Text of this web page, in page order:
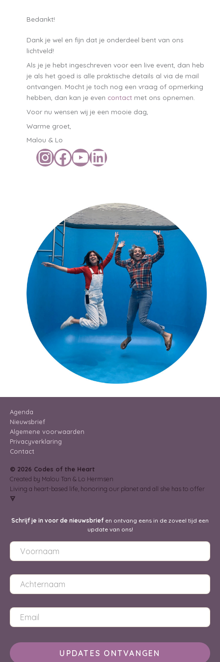
Bedankt!
Dank je wel en fijn dat je onderdeel bent van ons
lichtveld!
Als je je hebt ingeschreven voor een live event, dan heb
je als het goed is alle praktische details al via de mail
ontvangen. Mocht je toch nog een vraag of opmerking
hebben, dan kan je even contactmet ons opnemen.
Voor nu wensen wij je een mooie dag,
Warme groet,
Malou & Lo
InstagramFacebook YouTube LinkedIn
Agenda
Nieuwsbrief
Algemene voorwaarden
Privacyverklaring
Contact
© 2026 Codes of the Heart
Created by Malou Tan & Lo Hermsen
Living a heart-based life, honoring our planet and all she has to offer
🜃
Schrijf je in voor de nieuwsbrief en ontvang eens in de zoveel tijd een
update van ons!
UPDATES ONTVANGEN